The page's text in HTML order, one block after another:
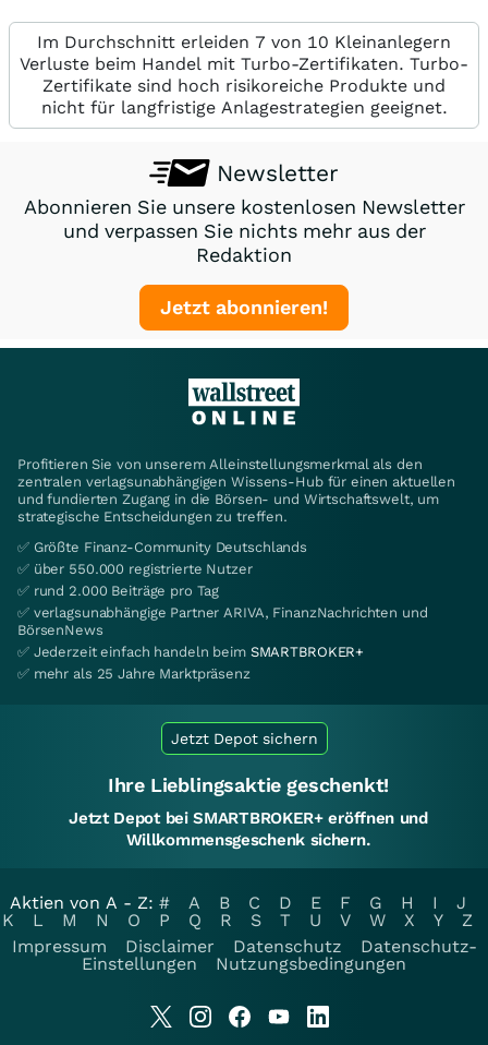
Im Durchschnitt erleiden 7 von 10 Kleinanlegern
Verluste beim Handel mit Turbo-Zertifikaten. Turbo-
Zertifikate sind hoch risikoreiche Produkte und
nicht für langfristige Anlagestrategien geeignet.
Newsletter
Abonnieren Sie unsere kostenlosen Newsletter
und verpassen Sie nichts mehr aus der
Redaktion
Jetzt abonnieren!
Profitieren Sie von unserem Alleinstellungsmerkmal als den
zentralen verlagsunabhängigen Wissens-Hub für einen aktuellen
und fundierten Zugang in die Börsen- und Wirtschaftswelt, um
strategische Entscheidungen zu treffen.
✅ Größte Finanz-Community Deutschlands
✅ über 550.000 registrierte Nutzer
✅ rund 2.000 Beiträge pro Tag
✅ verlagsunabhängige Partner ARIVA, FinanzNachrichten und
BörsenNews
✅ Jederzeit einfach handeln beim SMARTBROKER+
✅ mehr als 25 Jahre Marktpräsenz
Jetzt Depot sichern
Ihre Lieblingsaktie geschenkt!
Jetzt Depot bei SMARTBROKER+ eröffnen und
Willkommensgeschenk sichern.
Aktien von A - Z: # A B C D E F G H I
J
K
L M N O P Q R S T U V W X Y
Z
Impressum
Disclaimer Datenschutz
Datenschutz-
Einstellungen
Nutzungsbedingungen